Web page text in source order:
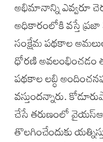
అభిమానాన్ని ఎవ్వరూ
అధికారంలోకి వస్తే ప్రజా
సంక్షేమ పథకాల
ధోరణి అవలంభించడం
పథకాల లబ్ధి
వస్తుందన్నారు.
చేసే తరుణంలో
తొలగించేందుకు